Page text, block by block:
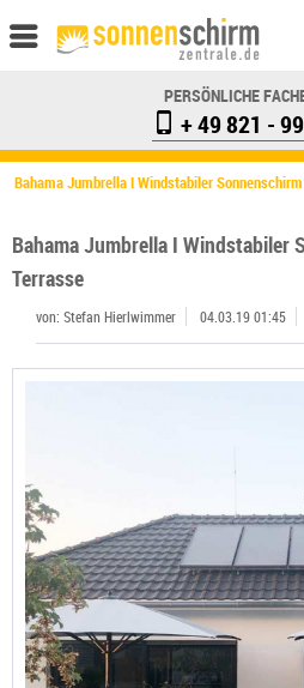
PERSÖNLICHE
+ 49 821 -
Bahama Jumbrella I Windstabiler
Bahama Jumbrella I Windstabiler
Terrasse
von: Stefan Hierlwimmer 04.03.19 01:45